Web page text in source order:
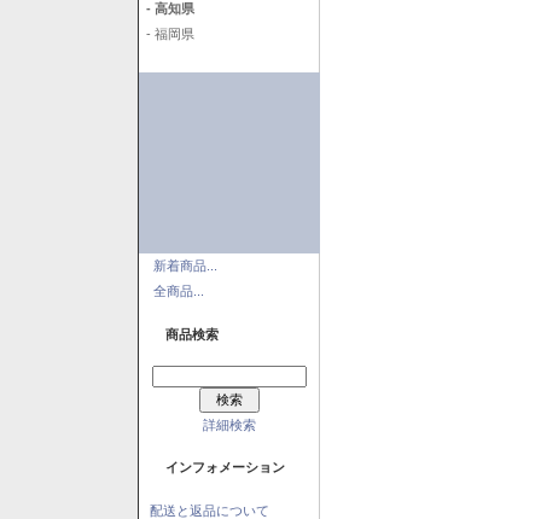
- 高知県
- 福岡県
新着商品...
全商品...
商品検索
詳細検索
インフォメーション
配送と返品について